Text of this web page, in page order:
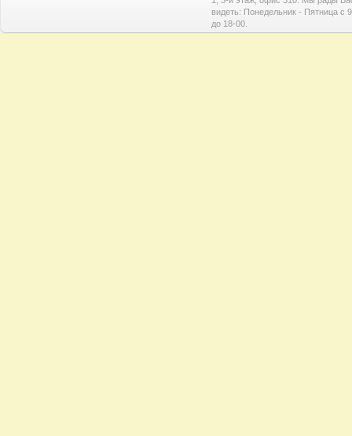
видеть: Понедельник - Пятница с
до 18-00.